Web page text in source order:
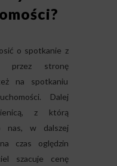
o spotkanie z
przez stronę
na spotkaniu
Dalej
z którą
nas, w dalszej
czas oględzin
szacuje cenę